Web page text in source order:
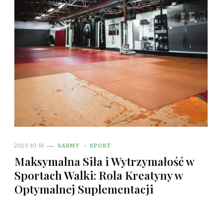
2023-10-18 SARMY SPORT
Maksymalna Siła i Wytrzymałość w
Sportach Walki: Rola Kreatyny w
Optymalnej Suplementacji